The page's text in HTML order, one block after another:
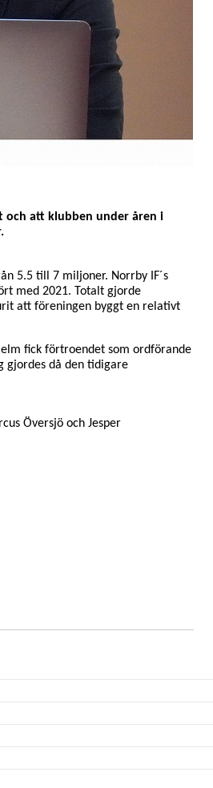
och att klubben under åren i
5.5 till 7 miljoner. Norrby IF´s
med 2021. Totalt gjorde
att föreningen byggt en relativt
fick förtroendet som ordförande
gjordes då den tidigare
Översjö och Jesper